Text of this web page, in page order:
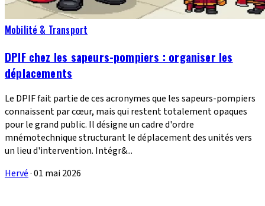
Mobilité & Transport
DPIF chez les sapeurs-pompiers : organiser les
déplacements
Le DPIF fait partie de ces acronymes que les sapeurs-pompiers
connaissent par cœur, mais qui restent totalement opaques
pour le grand public. Il désigne un cadre d'ordre
mnémotechnique structurant le déplacement des unités vers
un lieu d'intervention. Intégr&...
Hervé·01 mai 2026